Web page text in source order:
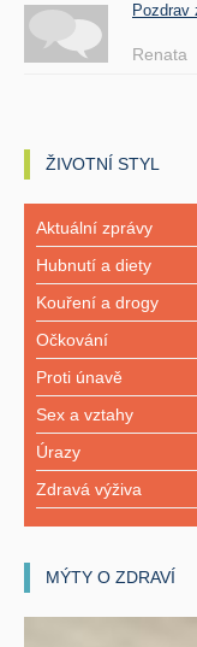
Pozdrav
Renata
ŽIVOTNÍ STYL
Aktuální zprávy
Hubnutí a diety
Kouření a drogy
Očkování
Proti únavě
Sex a vztahy
Úrazy
Zdravá výživa
MÝTY O ZDRAVÍ